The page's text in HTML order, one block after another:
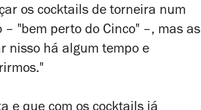
os cocktails de torneira num
"bem perto do Cinco" –, mas as
nisso há algum tempo e